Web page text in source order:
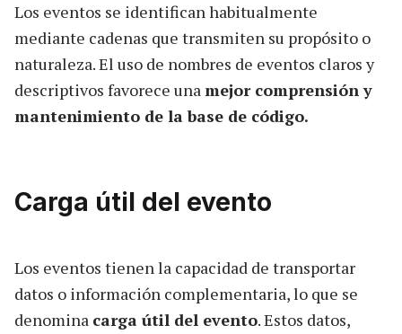
Los eventos se identifican habitualmente
mediante cadenas que transmiten su propósito o
naturaleza. El uso de nombres de eventos claros y
descriptivos favorece unamejor comprensión y
mantenimiento de la base de código.
Carga útil del evento
Los eventos tienen la capacidad de transportar
datos o información complementaria, lo que se
denomina carga útil del evento. Estos datos,